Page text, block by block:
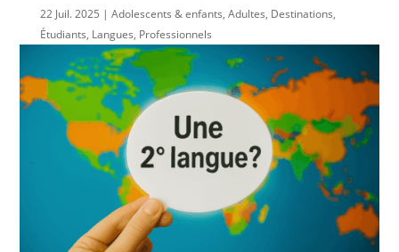
22 Juil. 2025 Adolescents & enfants, Adultes, Destinations,
Étudiants, Langues, Professionnels